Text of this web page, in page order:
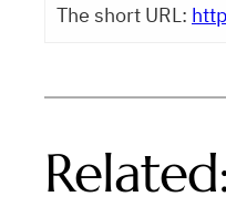
The short URL: